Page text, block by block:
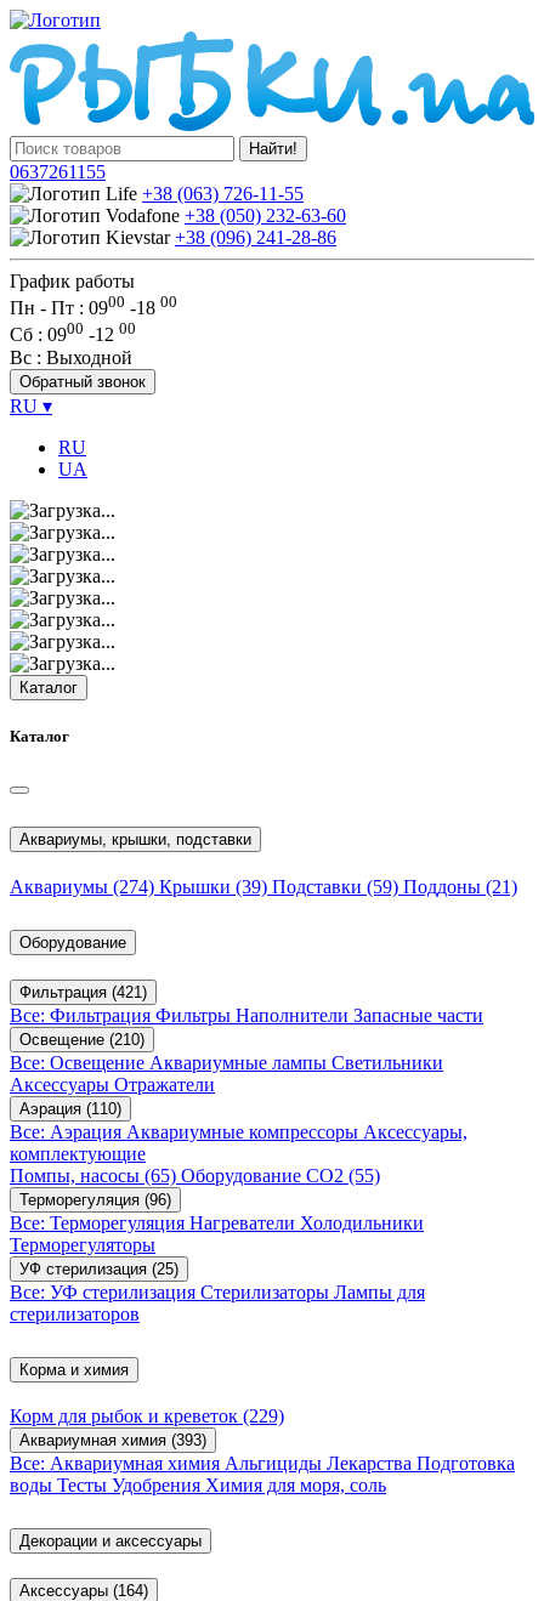
Найти!
0637261155
+38 (063) 726-11-55
+38 (050) 232-63-60
+38 (096) 241-28-86
График работы
Пн - Пт : 0900 -18 00
Сб : 0900 -12 00
Вс : Выходной
Обратный звонок
RU ▾
RU
UA
Каталог
Каталог
Аквариумы, крышки, подставки
Аквариумы (274) Крышки (39) Подставки (59) Поддоны (21)
Оборудование
Фильтрация (421)
Все: Фильтрация Фильтры Наполнители Запасные части
Освещение (210)
Все: Освещение Аквариумные лампы Светильники
Аксессуары Отражатели
Аэрация (110)
Все: Аэрация Аквариумные компрессоры Аксессуары,
комплектующие
Помпы, насосы (65) Оборудование CO2 (55)
Терморегуляция (96)
Все: Терморегуляция Нагреватели Холодильники
Терморегуляторы
УФ стерилизация (25)
Все: УФ стерилизация Стерилизаторы Лампы для
стерилизаторов
Корма и химия
Корм для рыбок и креветок (229)
Аквариумная химия (393)
Все: Аквариумная химия Альгициды Лекарства Подготовка
воды Тесты Удобрения Химия для моря, соль
Декорации и аксессуары
Аксессуары (164)